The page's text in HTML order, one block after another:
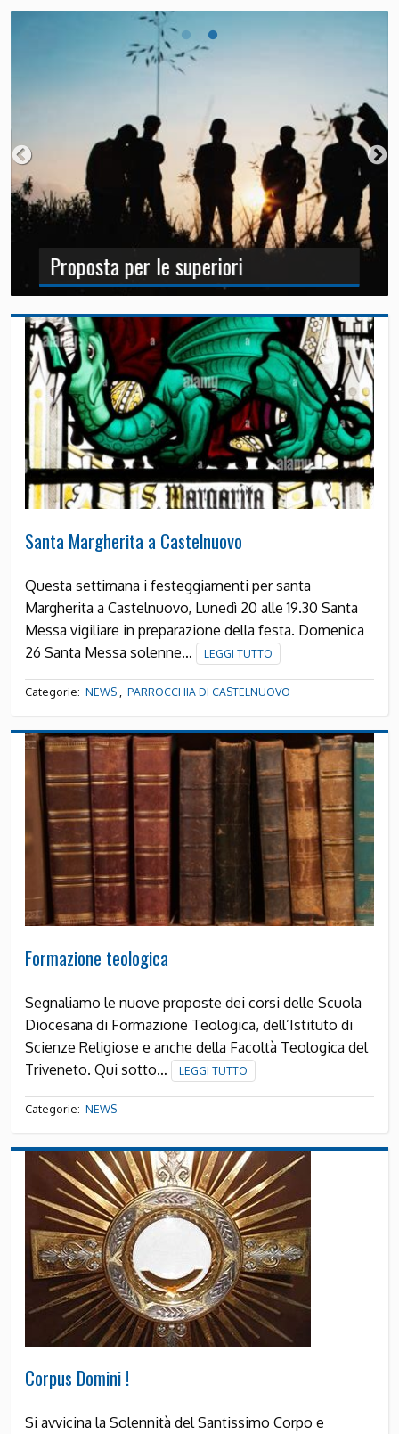
Proposta per le superiori
Santa Margherita a Castelnuovo
Questa settimana i festeggiamenti per santa
Margherita a Castelnuovo, Lunedì 20 alle 19.30 Santa
Messa vigiliare in preparazione della festa. Domenica
26 Santa Messa solenne…
LEGGI TUTTO
Categorie: NEWS , PARROCCHIA DI CASTELNUOVO
Formazione teologica
Segnaliamo le nuove proposte dei corsi delle Scuola
Diocesana di Formazione Teologica, dell’Istituto di
Scienze Religiose e anche della Facoltà Teologica del
Triveneto. Qui sotto…
LEGGI TUTTO
Categorie: NEWS
Corpus Domini !
Si avvicina la Solennità del Santissimo Corpo e